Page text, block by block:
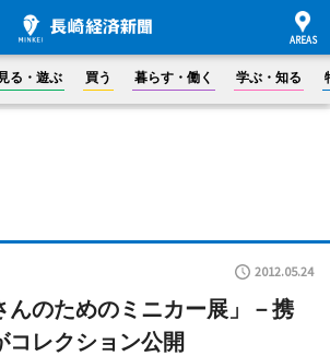
見る・遊ぶ 買う 暮らす・働く 学ぶ・知る
2012.05.24
んのためのミニカー展」－携
コレクション公開